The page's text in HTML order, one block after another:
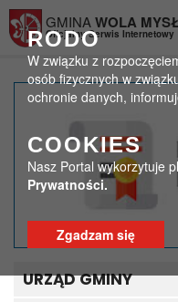
RODO
W związku z
osób fizycznych w
ochronie danych,
COOKIES
Nasz Portal wykorzytuje
Prywatności.
Zgadzam się
GMINA WOLA
Oficjalny Serwis Internetowy
Komunikat
Strona główna >
Komunikat Wojewódzkiego
URZĄD GMINY